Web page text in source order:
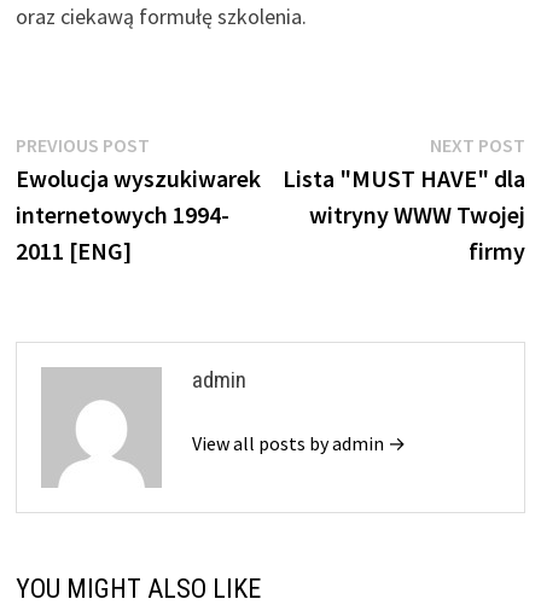
oraz ciekawą formułę szkolenia.
Nawigacja
wpisu
PREVIOUS POSTPrevious
post:
Ewolucja wyszukiwarek
internetowych 1994-
2011 [ENG]
NEXT POST
Lista "MUST HAVE" dla
witryny WWW Twojej
firmy
admin
View all posts by admin →
YOU MIGHT ALSO LIKE